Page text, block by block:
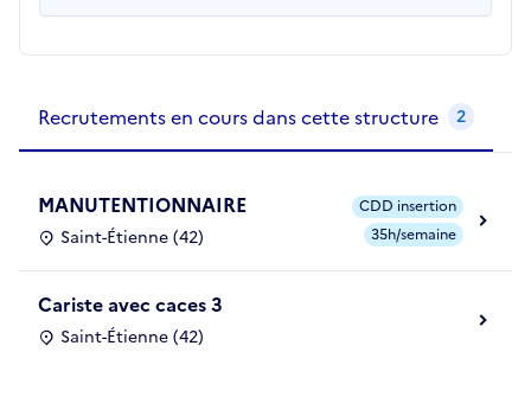
Recrutements en cours dans cette structure 2
MANUTENTIONNAIRE
Saint-Étienne (42)
CDD insertion
35h/semaine
Cariste avec caces 3
Saint-Étienne (42)